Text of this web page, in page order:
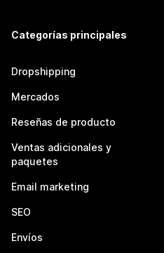
Categorías principales
Dropshipping
Mercados
Reseñas de producto
Ventas adicionales y
paquetes
Email marketing
SEO
Envíos